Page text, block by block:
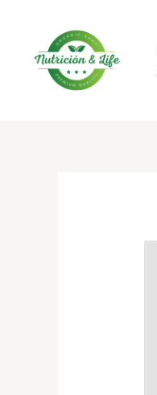
contenido